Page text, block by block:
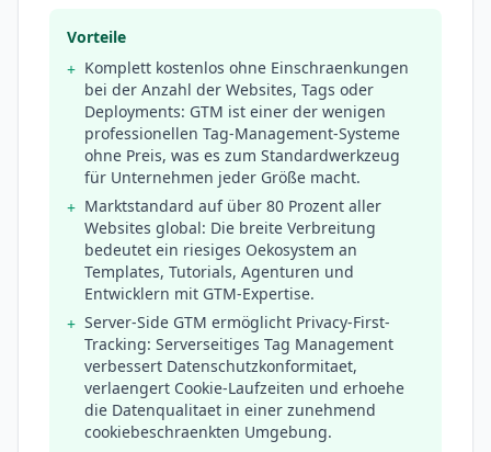
Vorteile
+ Komplett kostenlos ohne Einschraenkungen
bei der Anzahl der Websites, Tags oder
Deployments: GTM ist einer der wenigen
professionellen Tag-Management-Systeme
ohne Preis, was es zum Standardwerkzeug
für Unternehmen jeder Größe macht.
+ Marktstandard auf über 80 Prozent aller
Websites global: Die breite Verbreitung
bedeutet ein riesiges Oekosystem an
Templates, Tutorials, Agenturen und
Entwicklern mit GTM-Expertise.
+ Server-Side GTM ermöglicht Privacy-First-
Tracking: Serverseitiges Tag Management
verbessert Datenschutzkonformitaet,
verlaengert Cookie-Laufzeiten und erhoehe
die Datenqualitaet in einer zunehmend
cookiebeschraenkten Umgebung.